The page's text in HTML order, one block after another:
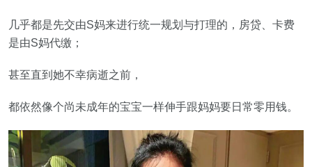
几乎都是先交由S妈来进行统一规划与打理的，房贷、卡费
是由S妈代缴；
甚至直到她不幸病逝之前，
都依然像个尚未成年的宝宝一样伸手跟妈妈要日常零用钱。